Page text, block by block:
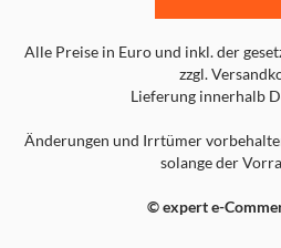
Alle Preise in Euro und inkl. der
zzgl.
Lieferung innerhalb
Änderungen und Irrtümer
solange der
© expert e-